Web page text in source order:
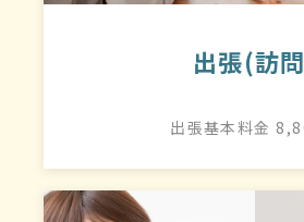
出張(訪
出張基本料金